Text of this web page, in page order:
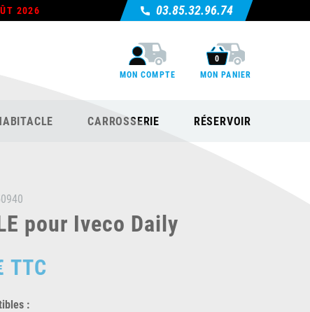
2026 03.85.32.96.74
MON COMPTE
0
MON PANIER
CARROSSERIE RÉSERVOIR
pour Iveco Daily
TTC
: